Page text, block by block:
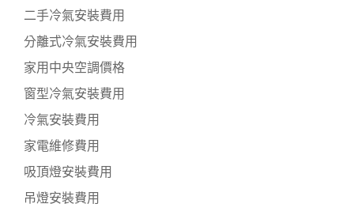
二手冷氣安裝費用
分離式冷氣安裝費用
家用中央空調價格
窗型冷氣安裝費用
冷氣安裝費用
家電維修費用
吸頂燈安裝費用
吊燈安裝費用